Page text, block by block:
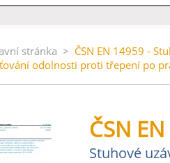
stránka > ČSN EN 14959 -
odolnosti proti třepení po
ČSN
Stuhové